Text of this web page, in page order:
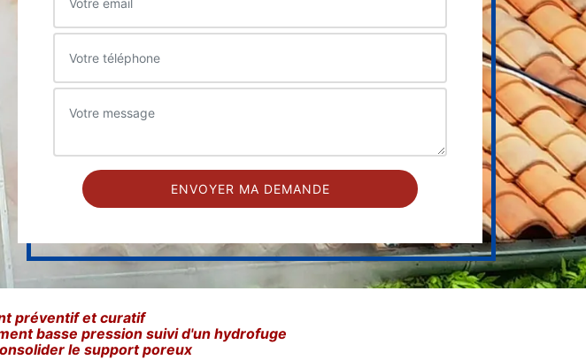
préventif et curatif
basse pression suivi d'un hydrofuge
le support poreux